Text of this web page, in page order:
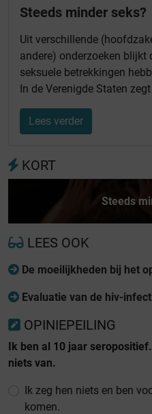
Steeds minder seks?
Uit verschillende
andere) onderzoeken blijkt
seksuele betrekkingen
In de Verenigde Staten
Lees verder
KORT
Steeds
LEES OOK
De moeilijkheden bij het
Evaluatie van de hiv-
OPINIEPEILING
Ik ben al 10 jaar
niets van.
Ik zeg hen niets en ben
komen.